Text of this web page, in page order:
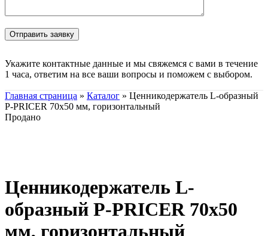
Укажите контактные данные и мы свяжемся с вами в течение
1 часа, ответим на все ваши вопросы и поможем с выбором.
Главная страница » Каталог » Ценникодержатель L-образный
P-PRICER 70х50 мм, горизонтальный
Продано
Ценникодержатель L-
образный P-PRICER 70х50
мм, горизонтальный